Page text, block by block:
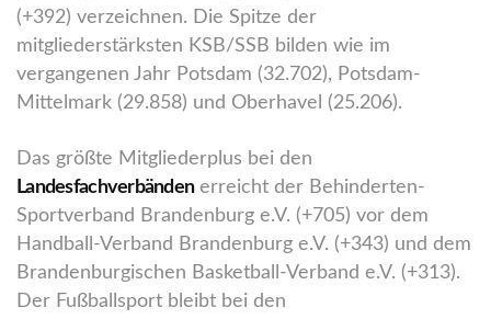
(+392) verzeichnen. Die Spitze der
mitgliederstärksten KSB/SSB bilden wie im
vergangenen Jahr Potsdam (32.702), Potsdam-
Mittelmark (29.858) und Oberhavel (25.206).
Das größte Mitgliederplus bei den
Landesfachverbändenerreicht der Behinderten-
Sportverband Brandenburg e.V. (+705) vor dem
Handball-Verband Brandenburg e.V. (+343) und dem
Brandenburgischen Basketball-Verband e.V. (+313).
Der Fußballsport bleibt bei den